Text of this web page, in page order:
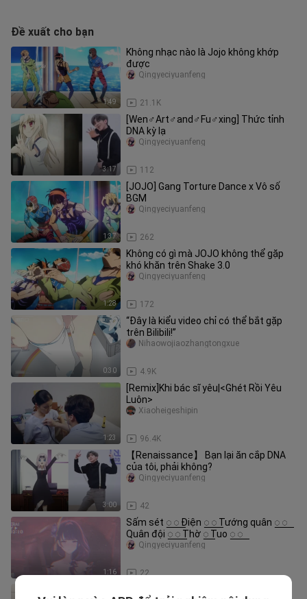
Đề xuất cho bạn
1:49
Không nhạc nào là Jojo không khớp
được
21.1K
Qingyeciyuanfeng
3:17
[Wen♂Art♂and♂Fu♂xing] Thức tỉnh
DNA kỳ lạ
112
Qingyeciyuanfeng
1:37
[JOJO] Gang Torture Dance x Vô số
BGM
262
Qingyeciyuanfeng
1:28
Không có gì mà JOJO không thể gặp
khó khăn trên Shake 3.0
172
Qingyeciyuanfeng
0:30
“Đây là kiểu video chỉ có thể bắt gặp
trên Bilibili!”
4.9K
Nihaowojiaozhangtongxue
1:23
[Remix]Khi bác sĩ yêu|<Ghét Rồi Yêu
Luôn>
96.4K
Xiaoheigeshipin
3:00
【Renaissance】 Bạn lại ăn cắp DNA
của tôi, phải không?
42
Qingyeciyuanfeng
1:16
Sấm sét ꯭ ꯭ Điện ꯭ ꯭ Tướng quân ꯭ ꯭
Quân đội ꯭ ꯭ Thờ ꯭ Tuo ꯭ ꯭
22
Qingyeciyuanfeng